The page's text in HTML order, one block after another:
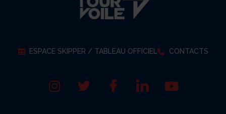
ESPACE SKIPPER / TABLEAU OFFICIEL CONTACTS